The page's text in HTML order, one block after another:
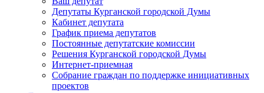
Депутаты Курганской городской Думы
Кабинет депутата
График приема депутатов
Постоянные депутатские комиссии
Решения Курганской городской Думы
Интернет-приемная
Собрание граждан по поддержке инициативных
проектов